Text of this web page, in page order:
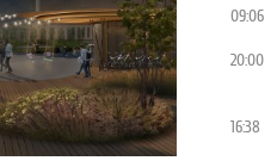
09:06
20:00
16:38